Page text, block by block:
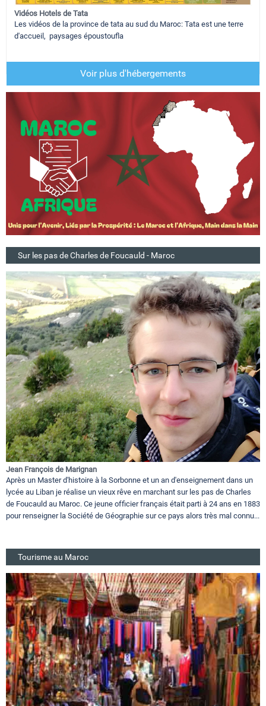
Vidéos Hotels de Tata
Les vidéos de la province de tata au sud du Maroc: Tata est une terre
d'accueil, paysages époustoufla
Voir plus d'hébergements
Sur les pas de Charles de Foucauld - Maroc
Jean François de Marignan
Après un Master d'histoire à la Sorbonne et un an d'enseignement dans un
lycée au Liban je réalise un vieux rêve en marchant sur les pas de Charles
de Foucauld au Maroc. Ce jeune officier français était parti à 24 ans en 1883
pour renseigner la Société de Géographie sur ce pays alors très mal connu...
Tourisme au Maroc